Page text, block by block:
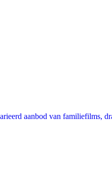
aanbod van familiefilms,